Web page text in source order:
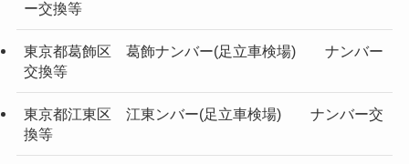
ー交換等
東京都葛飾区 葛飾ナンバー(足立車検場) ナンバー
交換等
東京都江東区 江東ンバー(足立車検場) ナンバー交
換等